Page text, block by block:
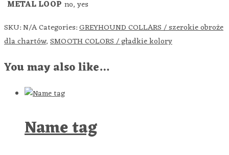
METAL LOOP no, yes
SKU:N/ACategories:GREYHOUND COLLARS / szerokie obroże
dla chartów,SMOOTH COLORS / gładkie kolory
You may also like…
Name tag